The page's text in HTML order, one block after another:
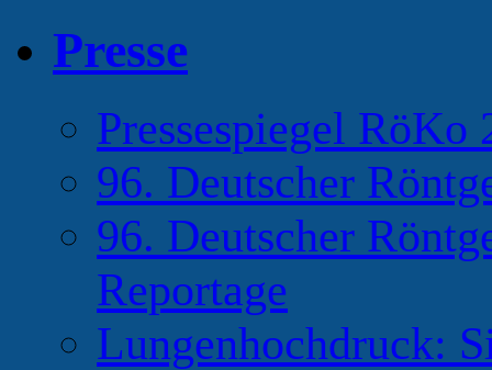
Presse
Pressespiegel RöKo
96. Deutscher
96. Deutscher
Reportage
Lungenhochdruck: